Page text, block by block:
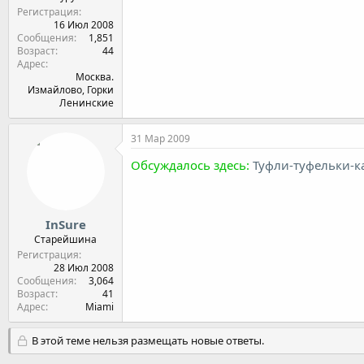
Регистрация
16 Июл 2008
Сообщения
1,851
Возраст
44
Адрес
Москва.
Измайлово, Горки
Ленинские
InSure
Старейшина
Регистрация
28 Июл 2008
Сообщения
3,064
Возраст
41
Адрес
Miami
31 Мар 2009
Обсуждалось здесь: Туфли-туфельки-
В этой теме нельзя размещать новые ответы.